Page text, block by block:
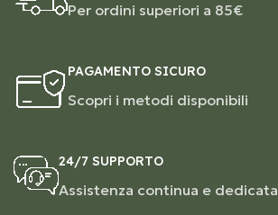
Per ordini superiori a 85€
PAGAMENTO SICURO
Scopri i metodi disponibili
24/7 SUPPORTO
Assistenza continua e dedicata